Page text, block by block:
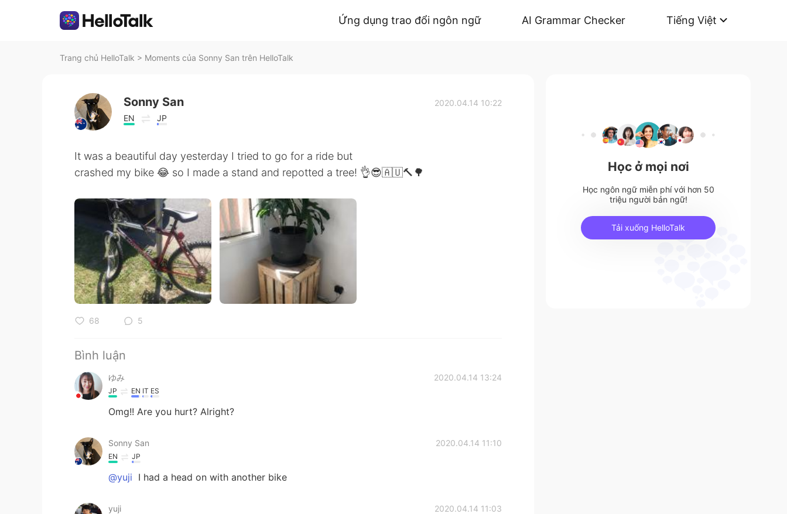
Ứng dụng trao đổi ngôn ngữ AI Grammar Checker Tiếng Việt
Trang chủ HelloTalk > Moments của Sonny San trên HelloTalk
Sonny San
EN JP
2020.04.14 10:22
It was a beautiful day yesterday I tried to go for a ride but
crashed my bike 😂 so I made a stand and repotted a tree! 👌😎🇦🇺🔨🌳
68 5
Bình luận
ゆみ 2020.04.14 13:24
JP EN IT ES
Omg!! Are you hurt? Alright?
Sonny San 2020.04.14 11:10
EN JP
@yuji I had a head on with another bike
yuji 2020.04.14 11:03
Học ở mọi nơi
Học ngôn ngữ miễn phí với hơn 50
triệu người bản ngữ!
Tải xuống HelloTalk